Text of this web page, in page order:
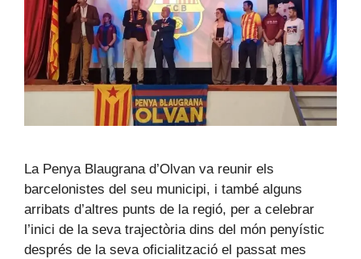
La Penya Blaugrana d’Olvan va reunir els
barcelonistes del seu municipi, i també alguns
arribats d’altres punts de la regió, per a celebrar
l’inici de la seva trajectòria dins del món penyístic
després de la seva oficialització el passat mes